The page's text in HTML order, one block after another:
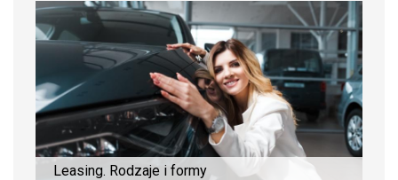
Leasing. Rodzaje i formy